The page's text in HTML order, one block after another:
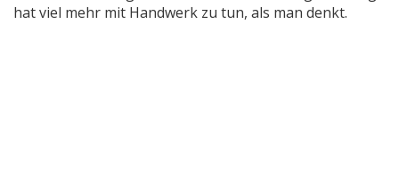
hat viel mehr mit Handwerk zu tun, als man denkt.